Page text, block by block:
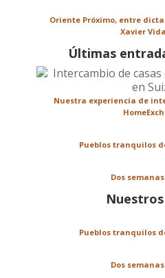
Oriente Próximo, entre
Xavier
Últimas
Nuestra experiencia de
Pueblos tranquilos
Dos
Pueblos tranquilos
Dos